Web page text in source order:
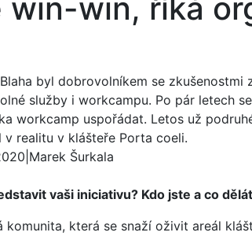
win-win, říká
byl dobrovolníkem se zkušenostmi
služby i workcampu. Po pár letech
workcamp uspořádat. Letos už
v realitu v klášteře Porta coeli.
Marek Šurkala
vaši iniciativu? Kdo jste a co
která se snaží oživit areál